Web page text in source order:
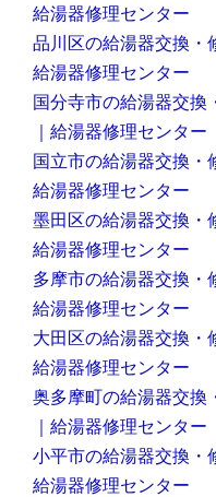
給湯器修理センター
品川区の給湯器交換・
給湯器修理センター
国分寺市の給湯器交換
｜給湯器修理センター
国立市の給湯器交換・
給湯器修理センター
墨田区の給湯器交換・
給湯器修理センター
多摩市の給湯器交換・
給湯器修理センター
大田区の給湯器交換・
給湯器修理センター
奥多摩町の給湯器交換
｜給湯器修理センター
小平市の給湯器交換・
給湯器修理センター